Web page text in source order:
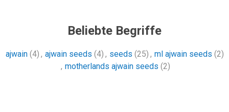
Beliebte Begriffe
ajwain (4) , ajwain seeds (4) , seeds (25) , ml ajwain seeds (2)
, motherlands ajwain seeds (2)